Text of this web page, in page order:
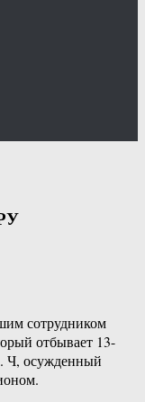
сотрудником
отбывает 13-
Ч, осужденный